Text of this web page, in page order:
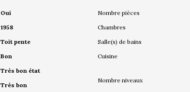
Oui
1958
Toit pente
Bon
Très bon état
Très bon
Nombre pièces
Chambres
Salle(s) de bains
Cuisine
Nombre niveaux